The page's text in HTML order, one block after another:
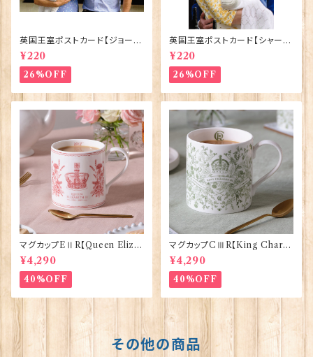
英国王室ポストカード【ジョージ
王子ご誕生】Pageantry Post
card 90183-JEF100
¥220
26%OFF
英国王室ポストカード【シャーロ
ット王女2】Pageantry Postca
rd 90183-JEF202
¥220
26%OFF
マグカップEⅡR【Queen Eliza
bethⅡ Commemorative】Vi
ctoria Eggs 50126
¥4,290
40%OFF
マグカップCⅢR【King Charle
sⅢ Coronation】Victoria E
ggs 50127
¥4,290
40%OFF
その他の商品